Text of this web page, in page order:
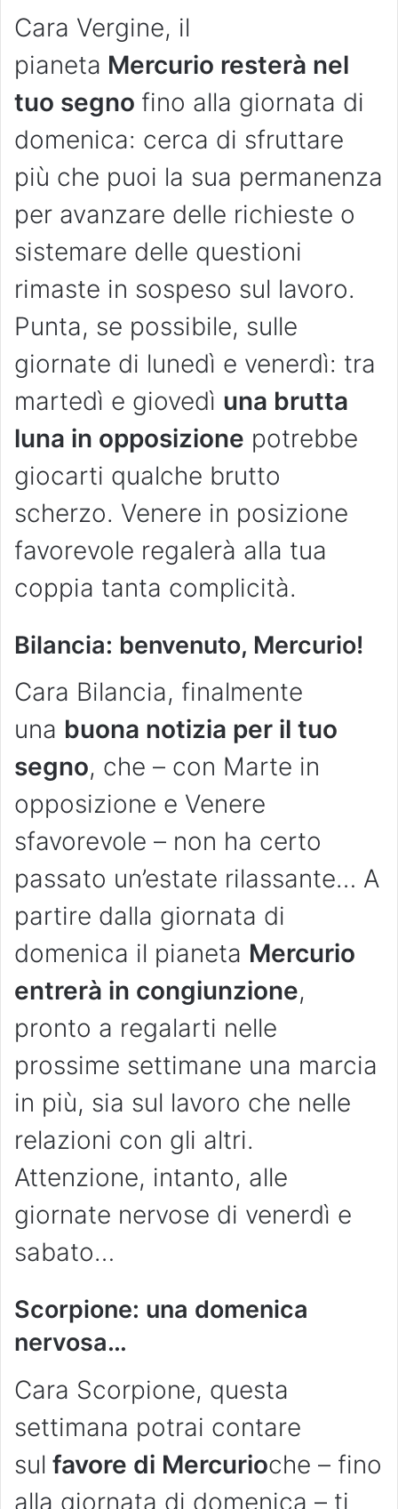
Cara Vergine, il
pianeta Mercurio resterà nel
tuo segno fino alla giornata di
domenica: cerca di sfruttare
più che puoi la sua permanenza
per avanzare delle richieste o
sistemare delle questioni
rimaste in sospeso sul lavoro.
Punta, se possibile, sulle
giornate di lunedì e venerdì: tra
martedì e giovedì una brutta
luna in opposizione potrebbe
giocarti qualche brutto
scherzo. Venere in posizione
favorevole regalerà alla tua
coppia tanta complicità.
Bilancia: benvenuto, Mercurio!
Cara Bilancia, finalmente
una buona notizia per il tuo
segno, che – con Marte in
opposizione e Venere
sfavorevole – non ha certo
passato un’estate rilassante… A
partire dalla giornata di
domenica il pianeta Mercurio
entrerà in congiunzione,
pronto a regalarti nelle
prossime settimane una marcia
in più, sia sul lavoro che nelle
relazioni con gli altri.
Attenzione, intanto, alle
giornate nervose di venerdì e
sabato…
Scorpione: una domenica
nervosa…
Cara Scorpione, questa
settimana potrai contare
sul favore di Mercurioche – fino
alla giornata di domenica – ti